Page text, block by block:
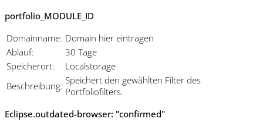
portfolio_MODULE_ID
Domainname: Domain hier eintragen
Ablauf:
30 Tage
Speicherort:
Localstorage
Beschreibung: Speichert den gewählten Filter des
Portfoliofilters.
Eclipse.outdated-browser: "confirmed"